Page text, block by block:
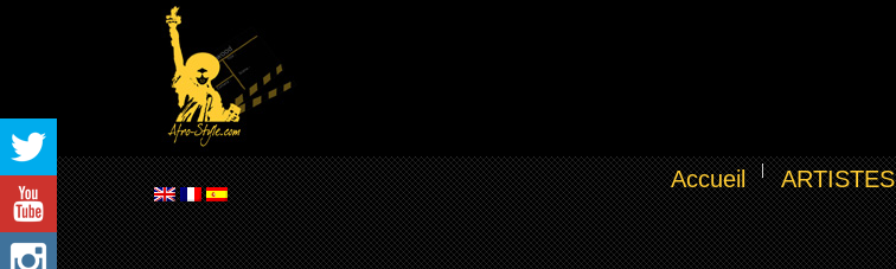
Accueil ARTISTES